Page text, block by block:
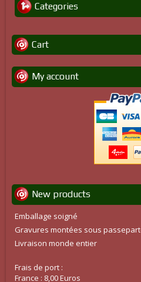
Categories
Cart
My account
New products
Emballage soigné
Gravures montées sous
Livraison monde entier
Frais de port :
France : 8,00 Euros